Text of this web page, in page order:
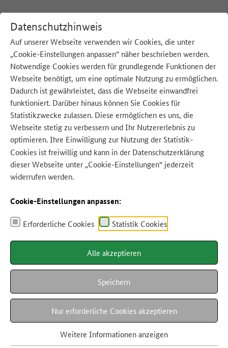
Datenschutzhinweis
Auf unserer Webseite verwenden wir Cookies, die unter
„Cookie-Einstellungen anpassen“ näher beschrieben werden.
Notwendige Cookies werden für grundlegende Funktionen der
Webseite benötigt, um eine optimale Nutzung zu ermöglichen.
Dadurch ist gewährleistet, dass die Webseite einwandfrei
funktioniert. Darüber hinaus können Sie Cookies für
Statistikzwecke zulassen. Diese ermöglichen es uns, die
Webseite stetig zu verbessern und Ihr Nutzererlebnis zu
optimieren. Ihre Einwilligung zur Nutzung der Statistik-
Cookies ist freiwillig und kann in der Datenschutzerklärung
dieser Webseite unter „Cookie-Einstellungen“ jederzeit
widerrufen werden.
Cookie-Einstellungen anpassen:
Erforderliche Cookies Statistik Cookies
Alle akzeptieren
Speichern
Nur erforderliche Cookies akzeptieren
Weitere Informationen anzeigen
:Startseite E
Exotische Früchte
Hier finden Sie Informationen rund um die Haltbarkeit, Regionalität,
Verwertung und die richtige Lagerung von exotischen Früchten.